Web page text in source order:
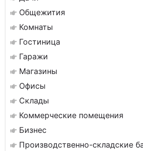
Общежития
Комнаты
Гостиница
Гаражи
Магазины
Офисы
Склады
Коммерческие помещения
Бизнес
Производственно-складские